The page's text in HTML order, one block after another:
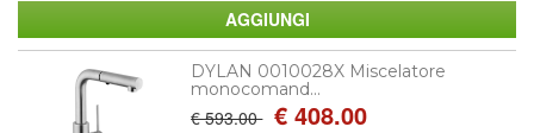
DYLAN 0010028X Miscelatore
monocomand...
€ 593.00 € 408.00